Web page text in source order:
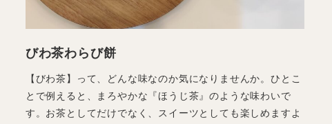
びわ茶わらび餅
【びわ茶】って、どんな味なのか気になりませんか。ひとこ
とで例えると、まろやかな『ほうじ茶』のような味わいで
す。お茶としてだけでなく、スイーツとしても楽しめますよ